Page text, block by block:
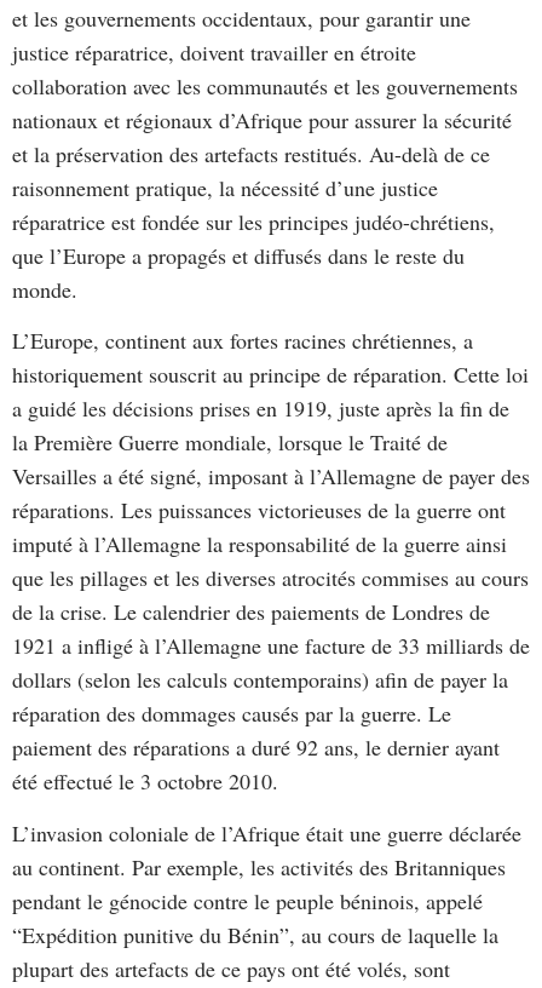
et les gouvernements occidentaux, pour garantir une
justice réparatrice, doivent travailler en étroite
collaboration avec les communautés et les gouvernements
nationaux et régionaux d’Afrique pour assurer la sécurité
et la préservation des artefacts restitués. Au-delà de ce
raisonnement pratique, la nécessité d’une justice
réparatrice est fondée sur les principes judéo-chrétiens,
que l’Europe a propagés et diffusés dans le reste du
monde.
L’Europe, continent aux fortes racines chrétiennes, a
historiquement souscrit au principe de réparation. Cette loi
a guidé les décisions prises en 1919, juste après la fin de
la Première Guerre mondiale, lorsque le Traité de
Versailles a été signé, imposant à l’Allemagne de payer des
réparations. Les puissances victorieuses de la guerre ont
imputé à l’Allemagne la responsabilité de la guerre ainsi
que les pillages et les diverses atrocités commises au cours
de la crise. Le calendrier des paiements de Londres de
1921 a infligé à l’Allemagne une facture de 33 milliards de
dollars (selon les calculs contemporains) afin de payer la
réparation des dommages causés par la guerre. Le
paiement des réparations a duré 92 ans, le dernier ayant
été effectué le 3 octobre 2010.
L’invasion coloniale de l’Afrique était une guerre déclarée
au continent. Par exemple, les activités des Britanniques
pendant le génocide contre le peuple béninois, appelé
“Expédition punitive du Bénin”, au cours de laquelle la
plupart des artefacts de ce pays ont été volés, sont